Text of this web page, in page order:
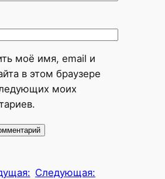
моё имя, email и
в этом браузере
моих
Следующая: